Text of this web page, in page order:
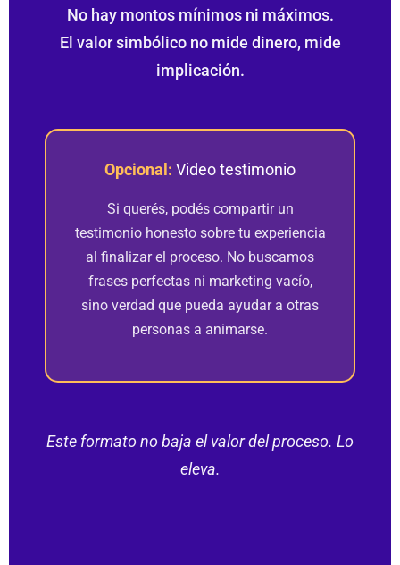
No hay montos mínimos ni máximos.
El valor simbólico no mide dinero, mide
implicación.
Opcional: Video testimonio
Si querés, podés compartir un
testimonio honesto sobre tu experiencia
al finalizar el proceso. No buscamos
frases perfectas ni marketing vacío,
sino verdad que pueda ayudar a otras
personas a animarse.
Este formato no baja el valor del proceso. Lo
eleva.